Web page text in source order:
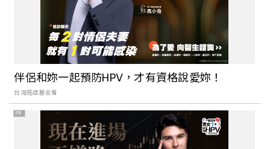
伴侶和妳一起預防HPV，才有資格說愛妳！
台灣癌症基金會
PR